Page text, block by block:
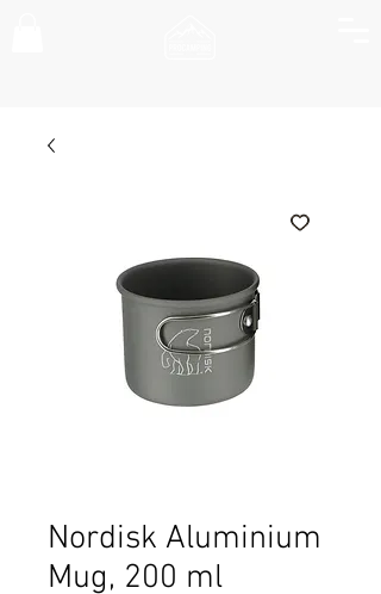
Nordisk Aluminium
Mug, 200 ml